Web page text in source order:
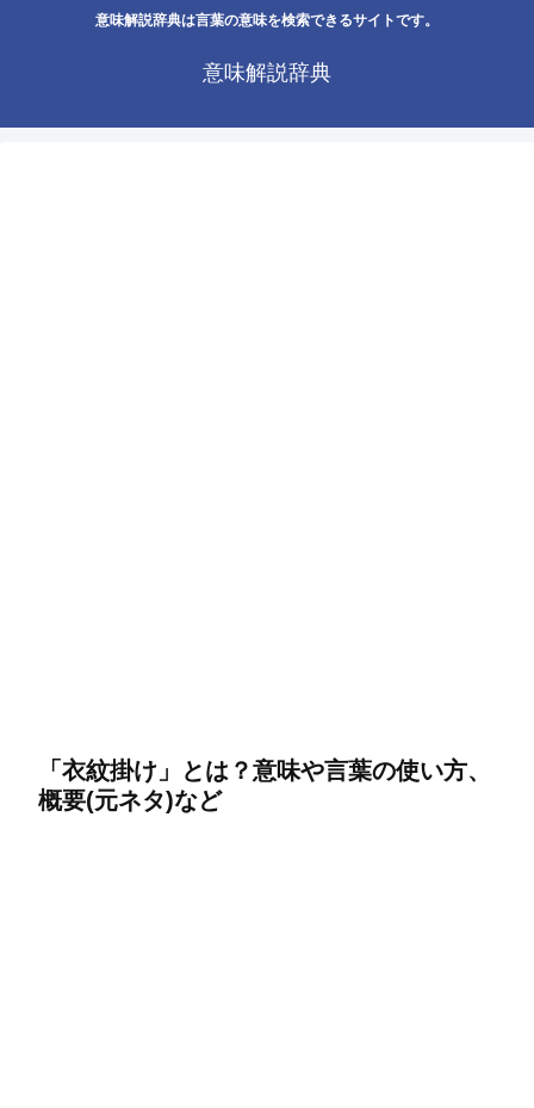
意味解説辞典は言葉の意味を検索できるサイトです。
意味解説辞典
「衣紋掛け」とは？意味や言葉の使い方、
概要(元ネタ)など